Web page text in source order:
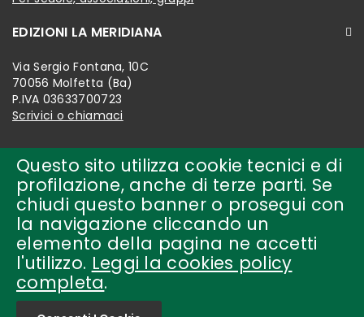
Questo sito utilizza cookie tecnici e di
profilazione, anche di terze parti. Se
chiudi questo banner o prosegui con
la navigazione cliccando un
elemento della pagina ne accetti
l'utilizzo. Leggi la cookies policy
completa.
EDIZIONI LA MERIDIANA
Via Sergio Fontana, 10C
70056 Molfetta (Ba)
P.IVA 03633700723
Scrivici o chiamaci
Copyright © 2018-present by
edizioni la meridiana Tutti i
diritti riservati.